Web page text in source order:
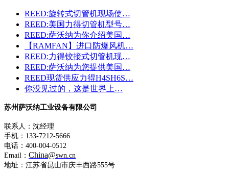
REED:旋转式切管机现场使…
REED:美国力得切管机型号…
REED:萨沃纳为你介绍美国…
【RAMFAN】进口防爆风机…
REED:力得铰接式切管机现…
REED:萨沃纳为您提供美国…
REED现货供应力得H4SH6S…
你没见过的，这是世界上…
苏州萨沃纳工业设备有限公司
联系人：沈经理
手机：133-7212-5666
电话：400-004-0512
Email： China@swn.cn
地址：江苏省昆山市庆丰西路555号